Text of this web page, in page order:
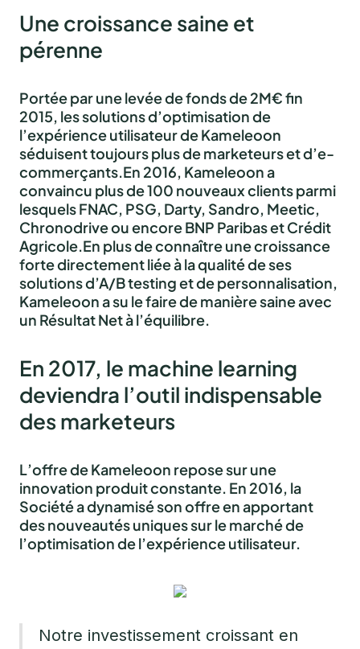
Une croissance saine et
pérenne
Portée par une levée de fonds de 2M€ fin
2015, les solutions d’optimisation de
l’expérience utilisateur de Kameleoon
séduisent toujours plus de marketeurs et d’e-
commerçants.En 2016, Kameleoon a
convaincu plus de 100 nouveaux clients parmi
lesquels FNAC, PSG, Darty, Sandro, Meetic,
Chronodrive ou encore BNP Paribas et Crédit
Agricole.En plus de connaître une croissance
forte directement liée à la qualité de ses
solutions d’A/B testing et de personnalisation,
Kameleoon a su le faire de manière saine avec
un Résultat Net à l’équilibre.
En 2017, le machine learning
deviendra l’outil indispensable
des marketeurs
L’offre de Kameleoon repose sur une
innovation produit constante. En 2016, la
Société a dynamisé son offre en apportant
des nouveautés uniques sur le marché de
l’optimisation de l’expérience utilisateur.
Notre investissement croissant en